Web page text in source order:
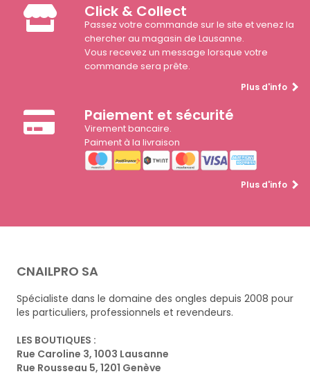
Click & Collect
Passez votre commande sur le site et venez la
chercher au magasin de Lausanne.
Vous recevez un message lorsque votre
commande sera prête.
Plus d'info
Paiement et sécurité
Virement bancaire.
Paiment à la livraison
Plus d'info
CNAILPRO SA
Spécialiste dans le domaine des ongles depuis 2008 pour
les particuliers, professionnels et revendeurs.
LES BOUTIQUES :
Rue Caroline 3, 1003 Lausanne
Rue Rousseau 5, 1201 Genève